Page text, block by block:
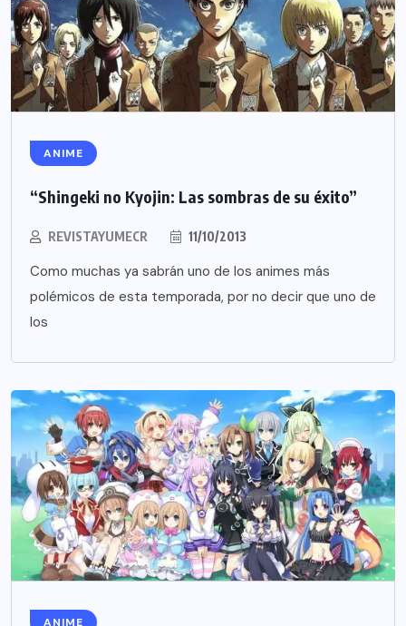
ANIME
“Shingeki no Kyojin: Las sombras de su éxito”
REVISTAYUMECR 11/10/2013
Como muchas ya sabrán uno de los animes más
polémicos de esta temporada, por no decir que uno de
los
ANIME